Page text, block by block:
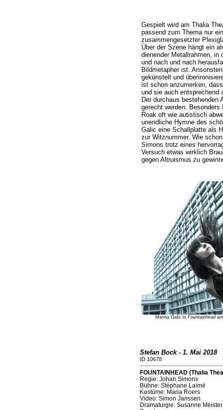
Gespielt wird am Thalia
passend zum Thema nur
zusammengesetzter
Über der Szene hängt ein
dienender Metallrahmen, in
und nach und nach
Bildmetapher ist.
gekünstelt und
ist schon anzumerken,
und sie auch entsprechend
Der durchaus bestehenden
gerecht werden.
Roak oft wie autistisch
unendliche Hymne des
Galic eine Schallplatte als
zur Witznummer. Wie
Simons trotz eines
Versuch etwas wirklich
gegen Altruismus zu
Marina Galic in Fountainheadam
Stefan Bock - 1. Mai 2018
ID 10678
FOUNTAINHEAD (Thalia
Regie: Johan Simons
Bühne: Stéphane Laimé
Kostüme: Maria Roers
Video: Simon Janssen
Dramaturgie: Susanne Meister